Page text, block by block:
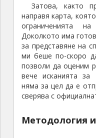
Затова, както
направя карта,
ограниченията
Доколкото има
за представяне на
ми беше по-скоро
позволи да оценим
вече исканията за
няма за цел да е
сверява с
Методология